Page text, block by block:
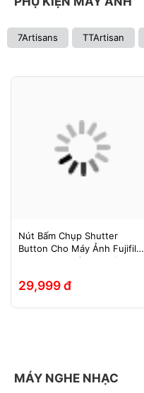
7Artisans TTArtisan
Nút Bấm Chụp Shutter
Button Cho Máy Ảnh Fujifilm
Leica Contax (Ren Xoáy)
29,999 đ
MÁY NGHE NHẠC